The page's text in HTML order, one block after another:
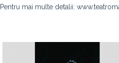
Pentru mai multe detalii: